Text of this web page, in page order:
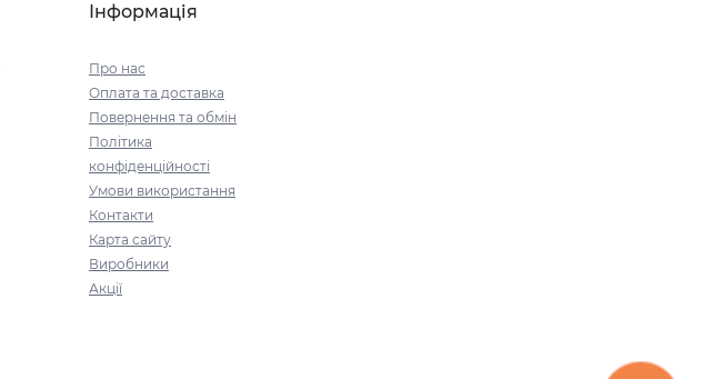
Інформація
Про нас
Оплата та доставка
Повернення та обмін
Політика
конфіденційності
Умови використання
Контакти
Карта сайту
Виробники
Акції